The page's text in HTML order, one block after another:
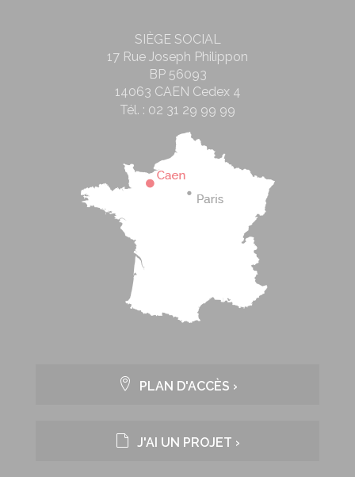
SIÈGE SOCIAL
17 Rue Joseph Philippon
BP 56093
14063 CAEN Cedex 4
Tél. : 02 31 29 99 99
PLAN D'ACCÈS ›
J'AI UN PROJET ›